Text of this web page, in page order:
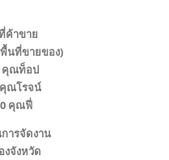
ค้าขาย
พื้นที่ขายของ)
คุณท็อป
คุณโรจน์
คุณฟี่
ารจัดงาน
งจังหวัด